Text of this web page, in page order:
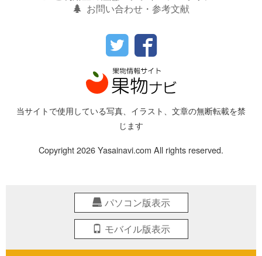
お問い合わせ・参考文献
当サイトで使用している写真、イラスト、文章の無断転載を禁
じます
Copyright 2026 Yasainavi.com All rights reserved.
パソコン版表示
モバイル版表示